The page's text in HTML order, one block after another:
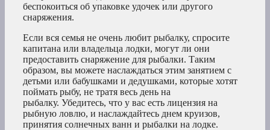
беспокоиться об упаковке удочек или другого
снаряжения.
Если вся семья не очень любит рыбалку, спросите
капитана или владельца лодки, могут ли они
предоставить снаряжение для рыбалки. Таким
образом, вы можете наслаждаться этим занятием с
детьми или бабушками и дедушками, которые хотят
поймать рыбу, не тратя весь день на
рыбалку. Убедитесь, что у вас есть лицензия на
рыбную ловлю, и наслаждайтесь днем круизов,
принятия солнечных ванн и рыбалки на лодке.